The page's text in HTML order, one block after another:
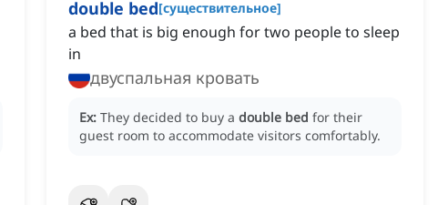
double bed[существительное]
a bed that is big enough for two people to sleep
in
двуспальная кровать
Ex: They decided to buy a double bed for their
guest room to accommodate visitors comfortably.